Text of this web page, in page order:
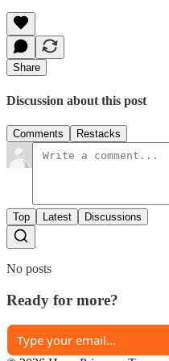
Share
Discussion about this post
Comments Restacks
Top Latest Discussions
No posts
Ready for more?